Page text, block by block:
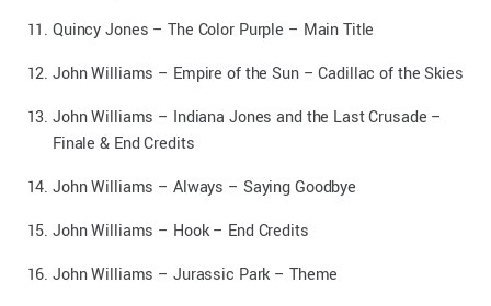
Quincy Jones – The Color Purple – Main Title
John Williams – Empire of the Sun – Cadillac of the Skies
John Williams – Indiana Jones and the Last Crusade –
Finale & End Credits
John Williams – Always – Saying Goodbye
John Williams – Hook – End Credits
John Williams – Jurassic Park – Theme